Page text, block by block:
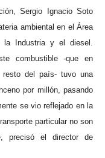
Sergio Ignacio Soto
ambiental en el Área
la Industria y el diesel.
combustible -que en
resto del país- tuvo una
por millón, pasando
se vio reflejado en la
particular no son
precisó el director de